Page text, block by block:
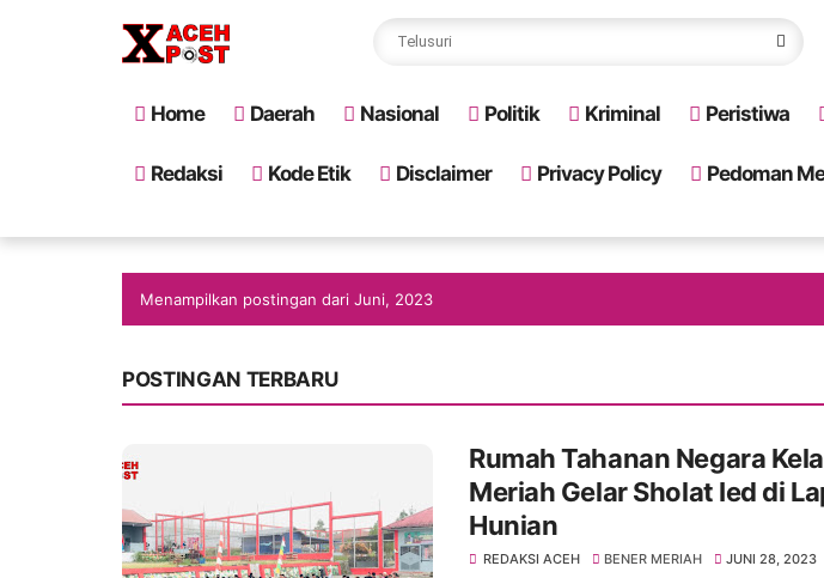
Home Daerah Nasional Politik Kriminal Peristiwa
Redaksi Kode Etik Disclaimer Privacy Policy Pedoman
Menampilkan postingan dari Juni, 2023
POSTINGAN TERBARU
Rumah Tahanan Negara
Meriah Gelar Sholat Ied di
Hunian
REDAKSI ACEH BENER MERIAH JUNI 28, 2023